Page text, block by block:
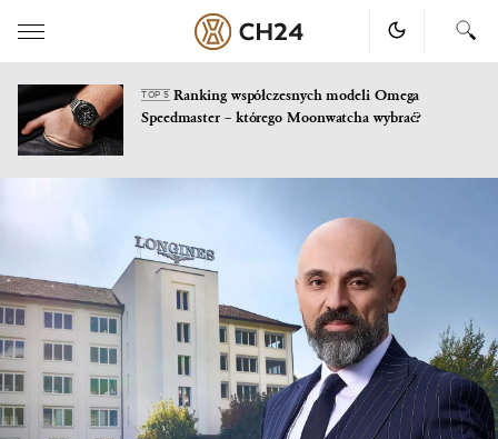
TOP 5Ranking współczesnych modeli Omega
Speedmaster – którego Moonwatcha wybrać?